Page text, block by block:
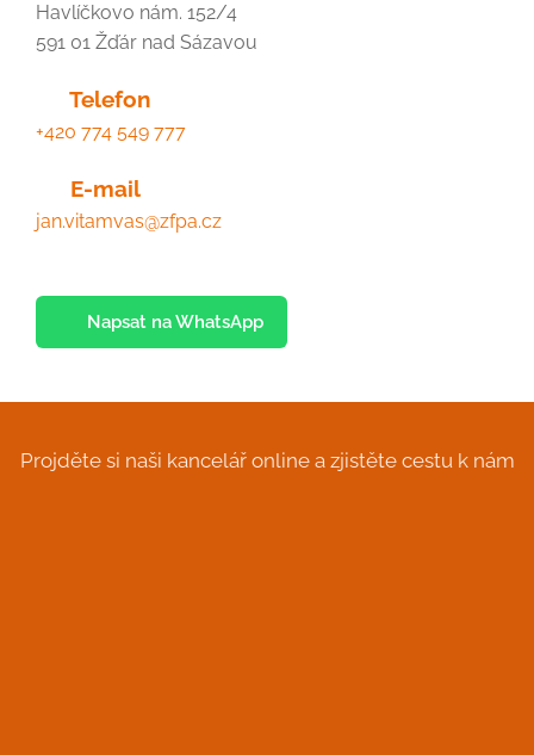
Havlíčkovo nám. 152/4
591 01 Žďár nad Sázavou
📞 Telefon
+420 774 549 777
📧 E-mail
jan.vitamvas@zfpa.cz
📲 Napsat na WhatsApp
Projděte si naši kancelář online a zjistěte cestu k nám